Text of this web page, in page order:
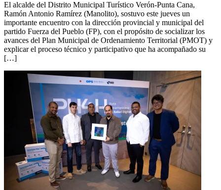
El alcalde del Distrito Municipal Turístico Verón-Punta Cana,
Ramón Antonio Ramírez (Manolito), sostuvo este jueves un
importante encuentro con la dirección provincial y municipal del
partido Fuerza del Pueblo (FP), con el propósito de socializar los
avances del Plan Municipal de Ordenamiento Territorial (PMOT) y
explicar el proceso técnico y participativo que ha acompañado su
[…]